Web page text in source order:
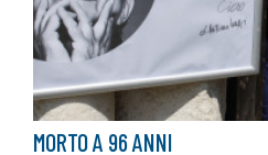
MORTO A 96 ANNI